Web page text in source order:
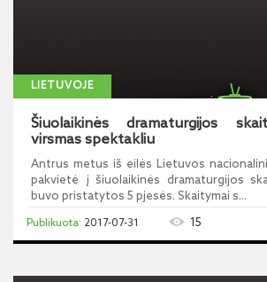
LIETUVOJE
Šiuolaikinės dramaturgijos
virsmas spektakliu
Antrus metus iš eilės Lietuvos
pakvietė į šiuolaikinės dramaturgijos
buvo pristatytos 5 pjesės. Skaitymai s...
2017-07-31 15